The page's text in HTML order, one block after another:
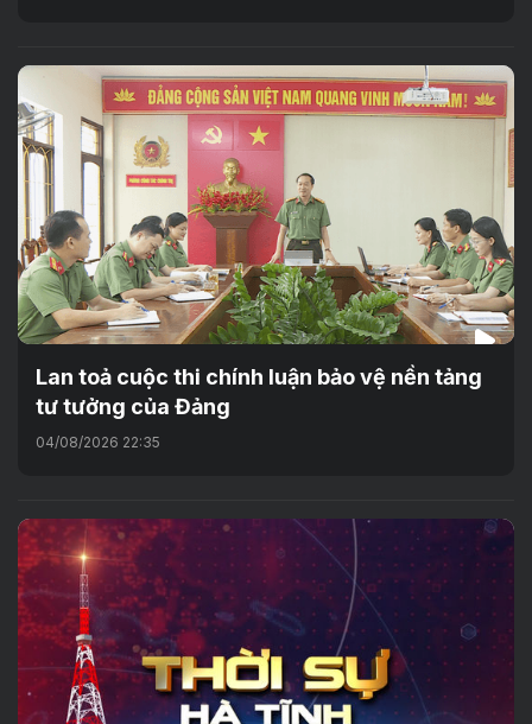
Lan toả cuộc thi chính luận bảo vệ nền tảng
tư tưởng của Đảng
04/08/2026 22:35